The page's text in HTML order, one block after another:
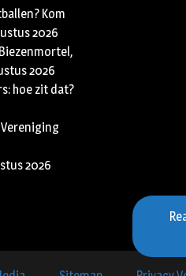
Kom
2026
2026
hoe zit dat?
2026